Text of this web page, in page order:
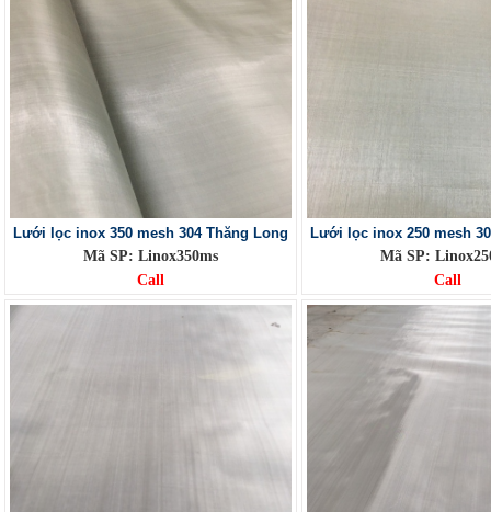
Lưới lọc inox 350 mesh 304 Thăng Long
Mã SP: Linox350ms
Call
Lưới lọc inox 250 mesh
Mã SP:
Call